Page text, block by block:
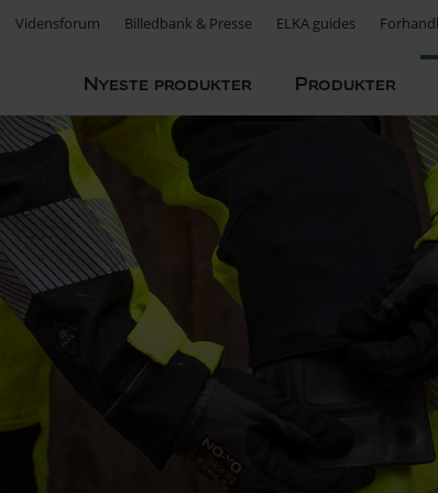
Vidensforum Billedbank & Presse ELKA guides
Nyeste produkter Produkter